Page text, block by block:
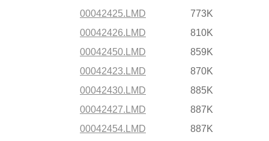
00042425.LMD
773K
00042426.LMD
810K
00042450.LMD
859K
00042423.LMD
870K
00042430.LMD
885K
00042427.LMD
887K
00042454.LMD
887K